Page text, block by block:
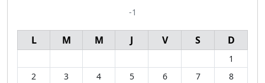
-1
L M M J V S D
1
2
3 4 5 6 7
8